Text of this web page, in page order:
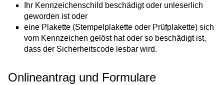
Ihr Kennzeichenschild beschädigt oder unleserlich
geworden ist oder
eine Plakette (Stempelplakette oder Prüfplakette) sich
vom Kennzeichen gelöst hat oder so beschädigt ist,
dass der Sicherheitscode lesbar wird.
Onlineantrag und Formulare